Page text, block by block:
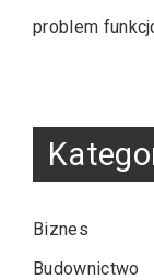
problem
Biznes
Budownictwo